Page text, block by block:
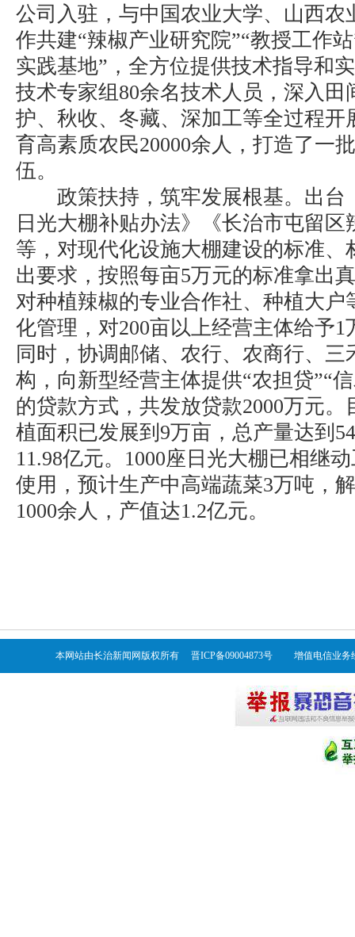
公司入驻，与中国农业大学、山西农
作共建“辣椒产业研究院”“教授工作
实践基地”，全方位提供技术指导和
技术专家组80余名技术人员，深入田
护、秋收、冬藏、深加工等全过程开
育高素质农民20000余人，打造了一
伍。
政策扶持，筑牢发展根基。出台
日光大棚补贴办法》《长治市屯留
等，对现代化设施大棚建设的标准、
出要求，按照每亩5万元的标准拿出
对种植辣椒的专业合作社、种植大户
化管理，对200亩以上经营主体给予1
同时，协调邮储、农行、农商行、
构，向新型经营主体提供“农担贷”“
的贷款方式，共发放贷款2000万元
植面积已发展到9万亩，总产量达到
11.98亿元。1000座日光大棚已相继
使用，预计生产中高端蔬菜3万吨，
1000余人，产值达1.2亿元。
本网站由长治新闻网版权所有 晋ICP备09004873号 增值电信业务